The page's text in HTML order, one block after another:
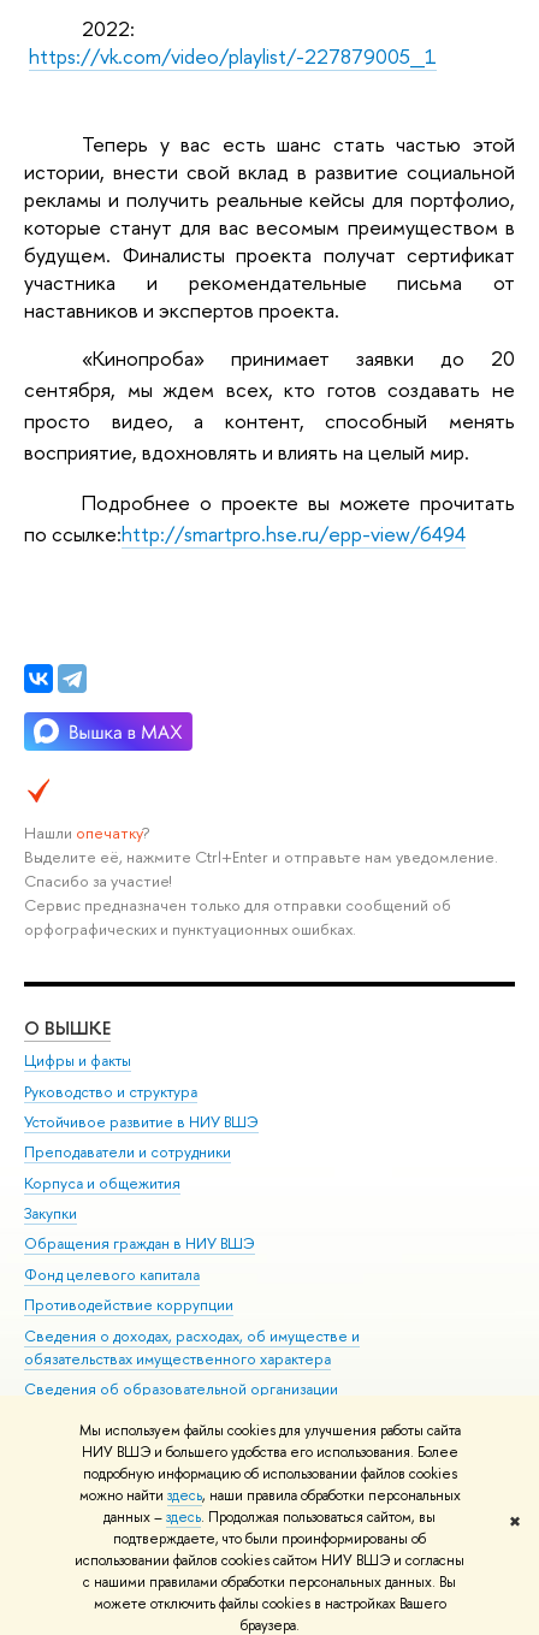
Мы используем файлы cookies для улучшения работы сайта
НИУ ВШЭ и большего удобства его использования. Более
подробную информацию об использовании файлов cookies
можно найти здесь, наши правила обработки персональных
данных –здесь. Продолжая пользоваться сайтом, вы
подтверждаете, что были проинформированы об
использовании файлов cookies сайтом НИУ ВШЭ и согласны
с нашими правилами обработки персональных данных. Вы
можете отключить файлы cookies в настройках Вашего
браузера.
✖
2022:
https://vk.com/video/playlist/-227879005_1
Теперь у вас есть шанс стать частью этой
истории, внести свой вклад в развитие социальной
рекламы и получить реальные кейсы для портфолио,
которые станут для вас весомым преимуществом в
будущем. Финалисты проекта получат сертификат
участника и рекомендательные письма от
наставников и экспертов проекта.
«Кинопроба» принимает заявки до 20
сентября, мы ждем всех, кто готов создавать не
просто видео, а контент, способный менять
восприятие, вдохновлять и влиять на целый мир.
Подробнее о проекте вы можете прочитать
по ссылке:http://smartpro.hse.ru/epp-view/6494
Нашли опечатку?
Выделите её, нажмите Ctrl+Enter и отправьте нам уведомление.
Спасибо за участие!
Сервис предназначен только для отправки сообщений об
орфографических и пунктуационных ошибках.
О ВЫШКЕ
Цифры и факты
Руководство и структура
Устойчивое развитие в НИУ ВШЭ
Преподаватели и сотрудники
Корпуса и общежития
Закупки
Обращения граждан в НИУ ВШЭ
Фонд целевого капитала
Противодействие коррупции
Сведения о доходах, расходах, об имуществе и
обязательствах имущественного характера
Сведения об образовательной организации
Людям с ограниченными возможностями здоровья
Единая платежная страница
Работа в Вышке
© НИУ ВШЭ 1993–2026 Адреса и контакты Условия использования
материалов Политика конфиденциальности Карта сайта
Шрифты HSE Sans и HSE Slab разработаны вШколе дизайна НИУ ВШЭ